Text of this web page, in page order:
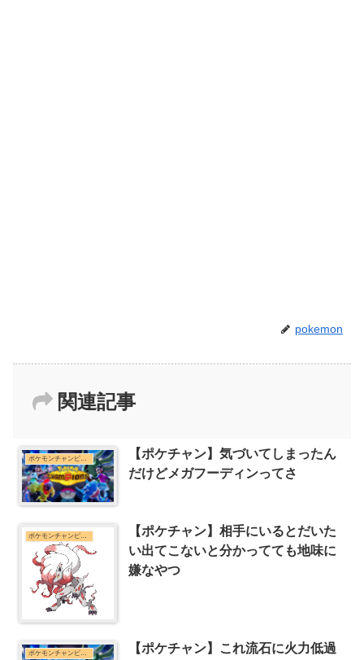
pokemon
関連記事
ポケモンチャンピオンズまとめ
【ポケチャン】気づいてしまったん
だけどメガフーディンってさ
ポケモンチャンピオンズまとめ
【ポケチャン】相手にいるとだいた
い出てこないと分かってても地味に
嫌なやつ
ポケモンチャンピオンズまとめ
【ポケチャン】これ流石に火力低過